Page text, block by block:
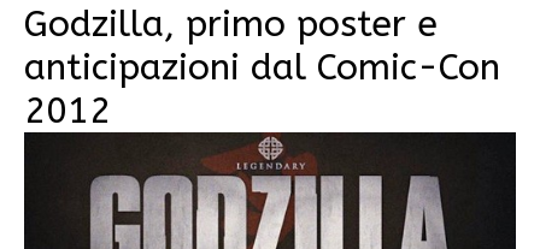
Godzilla, primo poster e
anticipazioni dal Comic-Con
2012